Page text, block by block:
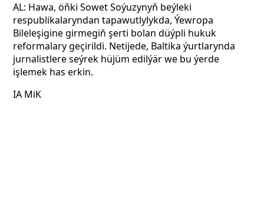
AL: Hawa, öňki Sowet Soýuzynyň beýleki
respublikalaryndan tapawutlylykda, Ýewropa
Bileleşigine girmegiň şerti bolan düýpli hukuk
reformalary geçirildi. Netijede, Baltika ýurtlarynda
jurnalistlere seýrek hüjüm edilýär we bu ýerde
işlemek has erkin.
IA MiK